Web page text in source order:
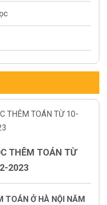
THÊM TOÁN TỪ
2023
TOÁN Ở HÀ NỘI NĂM